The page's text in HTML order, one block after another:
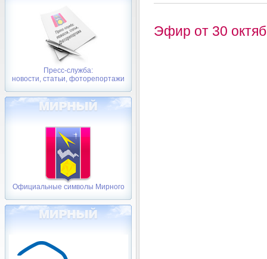
Пресс-служба:
новости, статьи, фоторепортажи
Официальные символы Мирного
Эфир от 30